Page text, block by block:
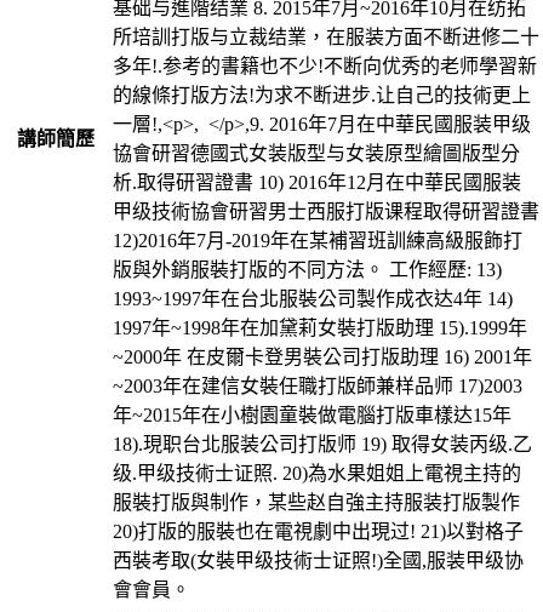
講師簡歷
基础与進階结業 8. 2015年7月~2016年10月在纺拓
所培訓打版与立裁结業，在服装方面不断进修二十
多年!.参考的書籍也不少!不断向优秀的老师學習新
的線條打版方法!为求不断进步.让自己的技術更上
一層!,<p>, </p>,9. 2016年7月在中華民國服装甲级
協會研習德國式女装版型与女装原型繪圖版型分
析.取得研習證書 10) 2016年12月在中華民國服装
甲级技術協會研習男士西服打版课程取得研習證書
12)2016年7月-2019年在某補習班訓練高級服飾打
版與外銷服裝打版的不同方法。 工作經歷: 13)
1993~1997年在台北服裝公司製作成衣达4年 14)
1997年~1998年在加黛莉女裝打版助理 15).1999年
~2000年 在皮爾卡登男裝公司打版助理 16) 2001年
~2003年在建信女裝任職打版師兼样品师 17)2003
年~2015年在小樹園童裝做電腦打版車樣达15年
18).現职台北服装公司打版师 19) 取得女装丙级.乙
级.甲级技術士证照. 20)為水果姐姐上電視主持的
服裝打版與制作，某些赵自強主持服装打版製作
20)打版的服裝也在電視劇中出現过! 21)以對格子
西裝考取(女裝甲级技術士证照!)全國,服装甲级协
會會員。